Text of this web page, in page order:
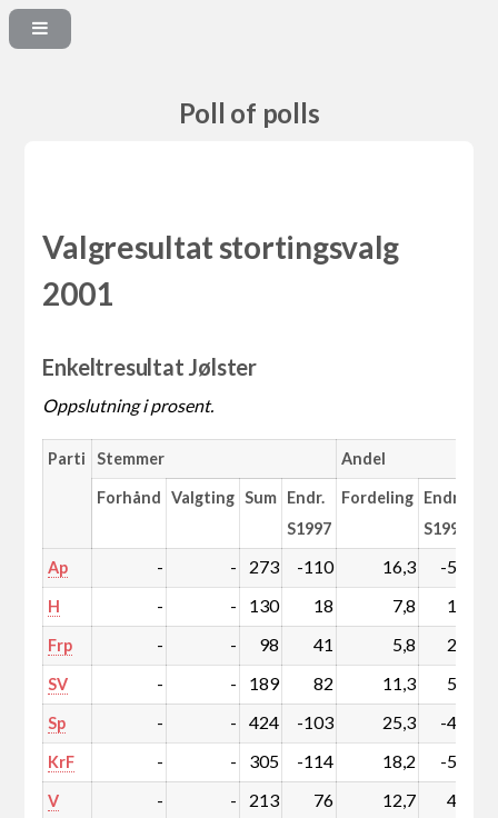
Poll of polls
Valgresultat stortingsvalg
2001
Enkeltresultat Jølster
Oppslutning i prosent.
Parti Stemmer Andel
Forhånd Valgting Sum Endr.
S1997
Fordeling Endr.
S1997
Ap - - 273 -110 16,3 -5,6
H - - 130 18 7,8 1,4
Frp - - 98 41 5,8 2,6
SV - - 189 82 11,3 5,2
Sp - - 424 -103 25,3 -4,8
KrF - - 305 -114 18,2 -5,7
V - - 213 76 12,7 4,9